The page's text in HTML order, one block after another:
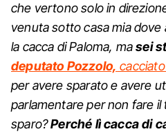
che vertono solo in
venuta sotto casa mia
la cacca di Paloma, masei
deputato Pozzolo,
per avere sparato e avere
parlamentare per non fare
sparo?Perché lì cacca di